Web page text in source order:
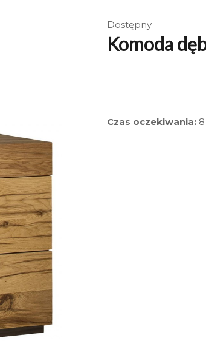
Dostępny
Komoda
Czas oczekiwania: